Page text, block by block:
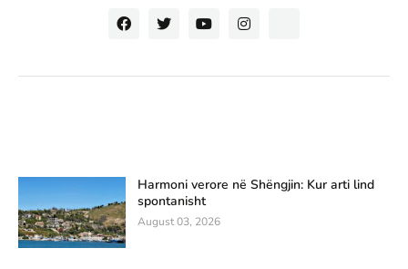
Harmoni verore në Shëngjin: Kur arti lind
spontanisht
August 03, 2026